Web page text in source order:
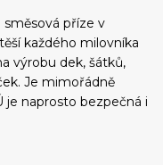
příze v
každého milovníka
výrobu dek, šátků,
Je mimořádně
je naprosto bezpečná i